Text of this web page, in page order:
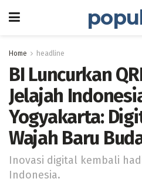
Home headline
BI Luncurkan
Jelajah
Yogyakarta:
Wajah Baru
Inovasi digital kembali
Indonesia.